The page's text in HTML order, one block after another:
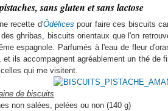
sans gluten et sans lactose
recette d'Ôdélices pour faire ces biscuits
ghribas, biscuits orientaux que l'on
espagnole. Parfumés à l'eau de fleur
et ils accompagnent agréablement un thé de
qui me visitent.
de biscuits
non salées, pelées ou non (140 g)